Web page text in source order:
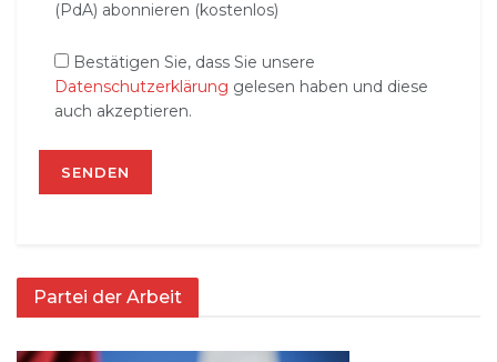
(PdA) abonnieren (kostenlos)
Bestätigen Sie, dass Sie unsere
Datenschutzerklärung gelesen haben und diese
auch akzeptieren.
Partei der Arbeit